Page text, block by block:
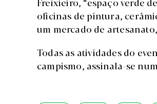
oficinas de pintura,
um mercado de
Todas as atividades do
campismo, assinala-se